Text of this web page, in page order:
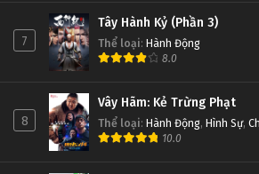
7
Tây Hành Kỷ (Phần 3)
Thể loại: Hành Động
8.0
8
Vây Hãm: Kẻ Trừng Phạt
Thể loại: Hành Động, Hình Sự,
10.0